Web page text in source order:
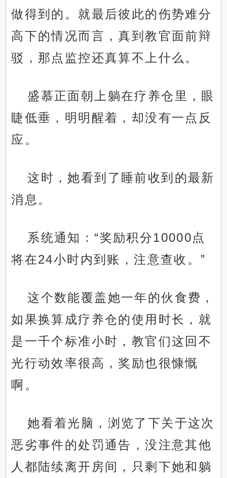
做得到的。就最后彼此的伤势难分
高下的情况而言，真到教官面前辩
驳，那点监控还真算不上什么。
盛慕正面朝上躺在疗养仓里，眼
睫低垂，明明醒着，却没有一点反
应。
这时，她看到了睡前收到的最新
消息。
系统通知：“奖励积分10000点
将在24小时内到账，注意查收。”
这个数能覆盖她一年的伙食费，
如果换算成疗养仓的使用时长，就
是一千个标准小时，教官们这回不
光行动效率很高，奖励也很慷慨
啊。
她看着光脑，浏览了下关于这次
恶劣事件的处罚通告，没注意其他
人都陆续离开房间，只剩下她和躺